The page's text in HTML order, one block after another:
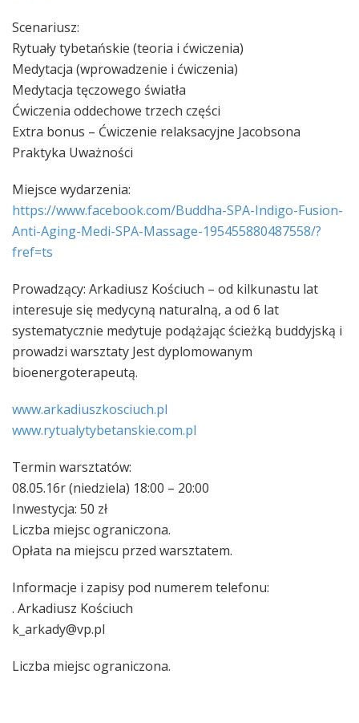
Scenariusz:
Rytuały tybetańskie (teoria i ćwiczenia)
Medytacja (wprowadzenie i ćwiczenia)
Medytacja tęczowego światła
Ćwiczenia oddechowe trzech części
Extra bonus – Ćwiczenie relaksacyjne Jacobsona
Praktyka Uważności
Miejsce wydarzenia:
https://www.facebook.com/Buddha-SPA-Indigo-Fusion-
Anti-Aging-Medi-SPA-Massage-195455880487558/?
fref=ts
Prowadzący: Arkadiusz Kościuch – od kilkunastu lat
interesuje się medycyną naturalną, a od 6 lat
systematycznie medytuje podążając ścieżką buddyjską i
prowadzi warsztaty Jest dyplomowanym
bioenergoterapeutą.
www.arkadiuszkosciuch.pl
www.rytualytybetanskie.com.pl
Termin warsztatów:
08.05.16r (niedziela) 18:00 – 20:00
Inwestycja: 50 zł
Liczba miejsc ograniczona.
Opłata na miejscu przed warsztatem.
Informacje i zapisy pod numerem telefonu:
. Arkadiusz Kościuch
k_arkady@vp.pl
Liczba miejsc ograniczona.